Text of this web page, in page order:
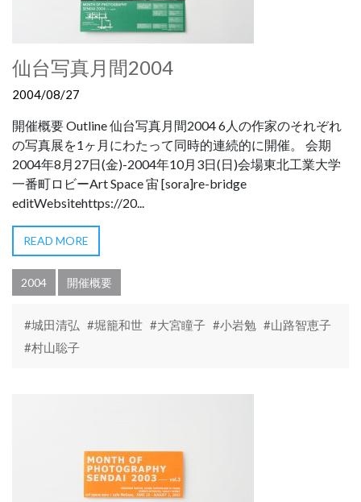
仙台写真月間2004
2004/08/27
開催概要 Outline 仙台写真月間2004 6人の作家のそれぞれ
の写真展を1ヶ月にわたって同時的連続的に開催。 会期
2004年8月27日(金)-2004年10月3日(日)会場東北工業大学
一番町ロビーArt Space 宙 [sora]re-bridge
editWebsitehttps://20...
READ MORE
2004 開催概要
#城田清弘 #堀籠和世 #大宮瞳子 #小岩勉 #山路智恵子
#村山聡子